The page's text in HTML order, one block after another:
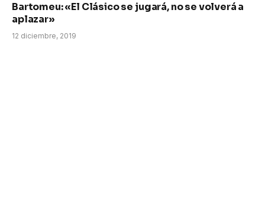
Bartomeu: «El Clásico se jugará, no se volverá a
aplazar»
12 diciembre, 2019